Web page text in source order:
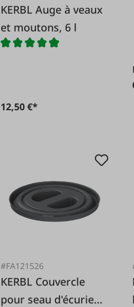
KERBL Auge à veaux
et moutons, 6 l
12,50 €*
#FA121526
KERBL Couvercle
pour seau d'écurie